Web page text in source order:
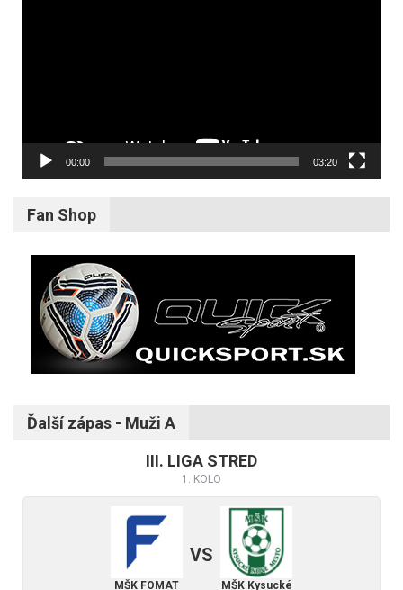
00:00 03:20
Fan Shop
Ďalší zápas - Muži A
III. LIGA STRED
1. KOLO
MŠK FOMAT
VS
MŠK Kysucké